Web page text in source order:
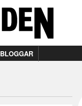
BLOGGAR